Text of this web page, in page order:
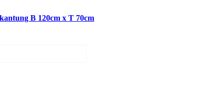
B 120cm x T 70cm